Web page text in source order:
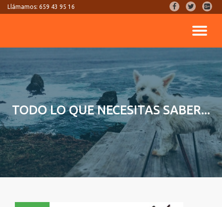
Llámamos: 659 43 95 16
fa-
facebook
fa-
twitter
fa-
plus-
square
TODO LO QUE NECESITAS SABER...